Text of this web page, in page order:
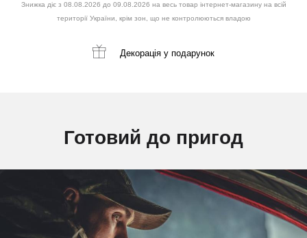
Знижка діє з 08.08.2026 до 09.08.2026 на весь товар інтернет-магазину на всій
території України, крім зон, що не контролюються владою
Декорація у подарунок
Готовий до пригод